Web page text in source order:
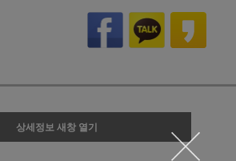
상세정보 새창 열기